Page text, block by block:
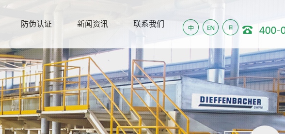
防伪认证 新闻资讯 联系我们